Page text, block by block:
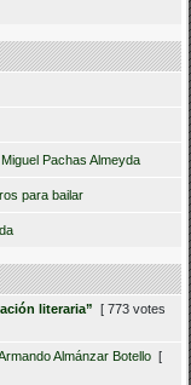
Pachas Almeyda
para bailar
literaria” [ 773 votes
Almánzar Botello [